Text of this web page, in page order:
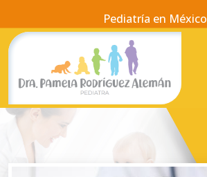
Pediatría en México